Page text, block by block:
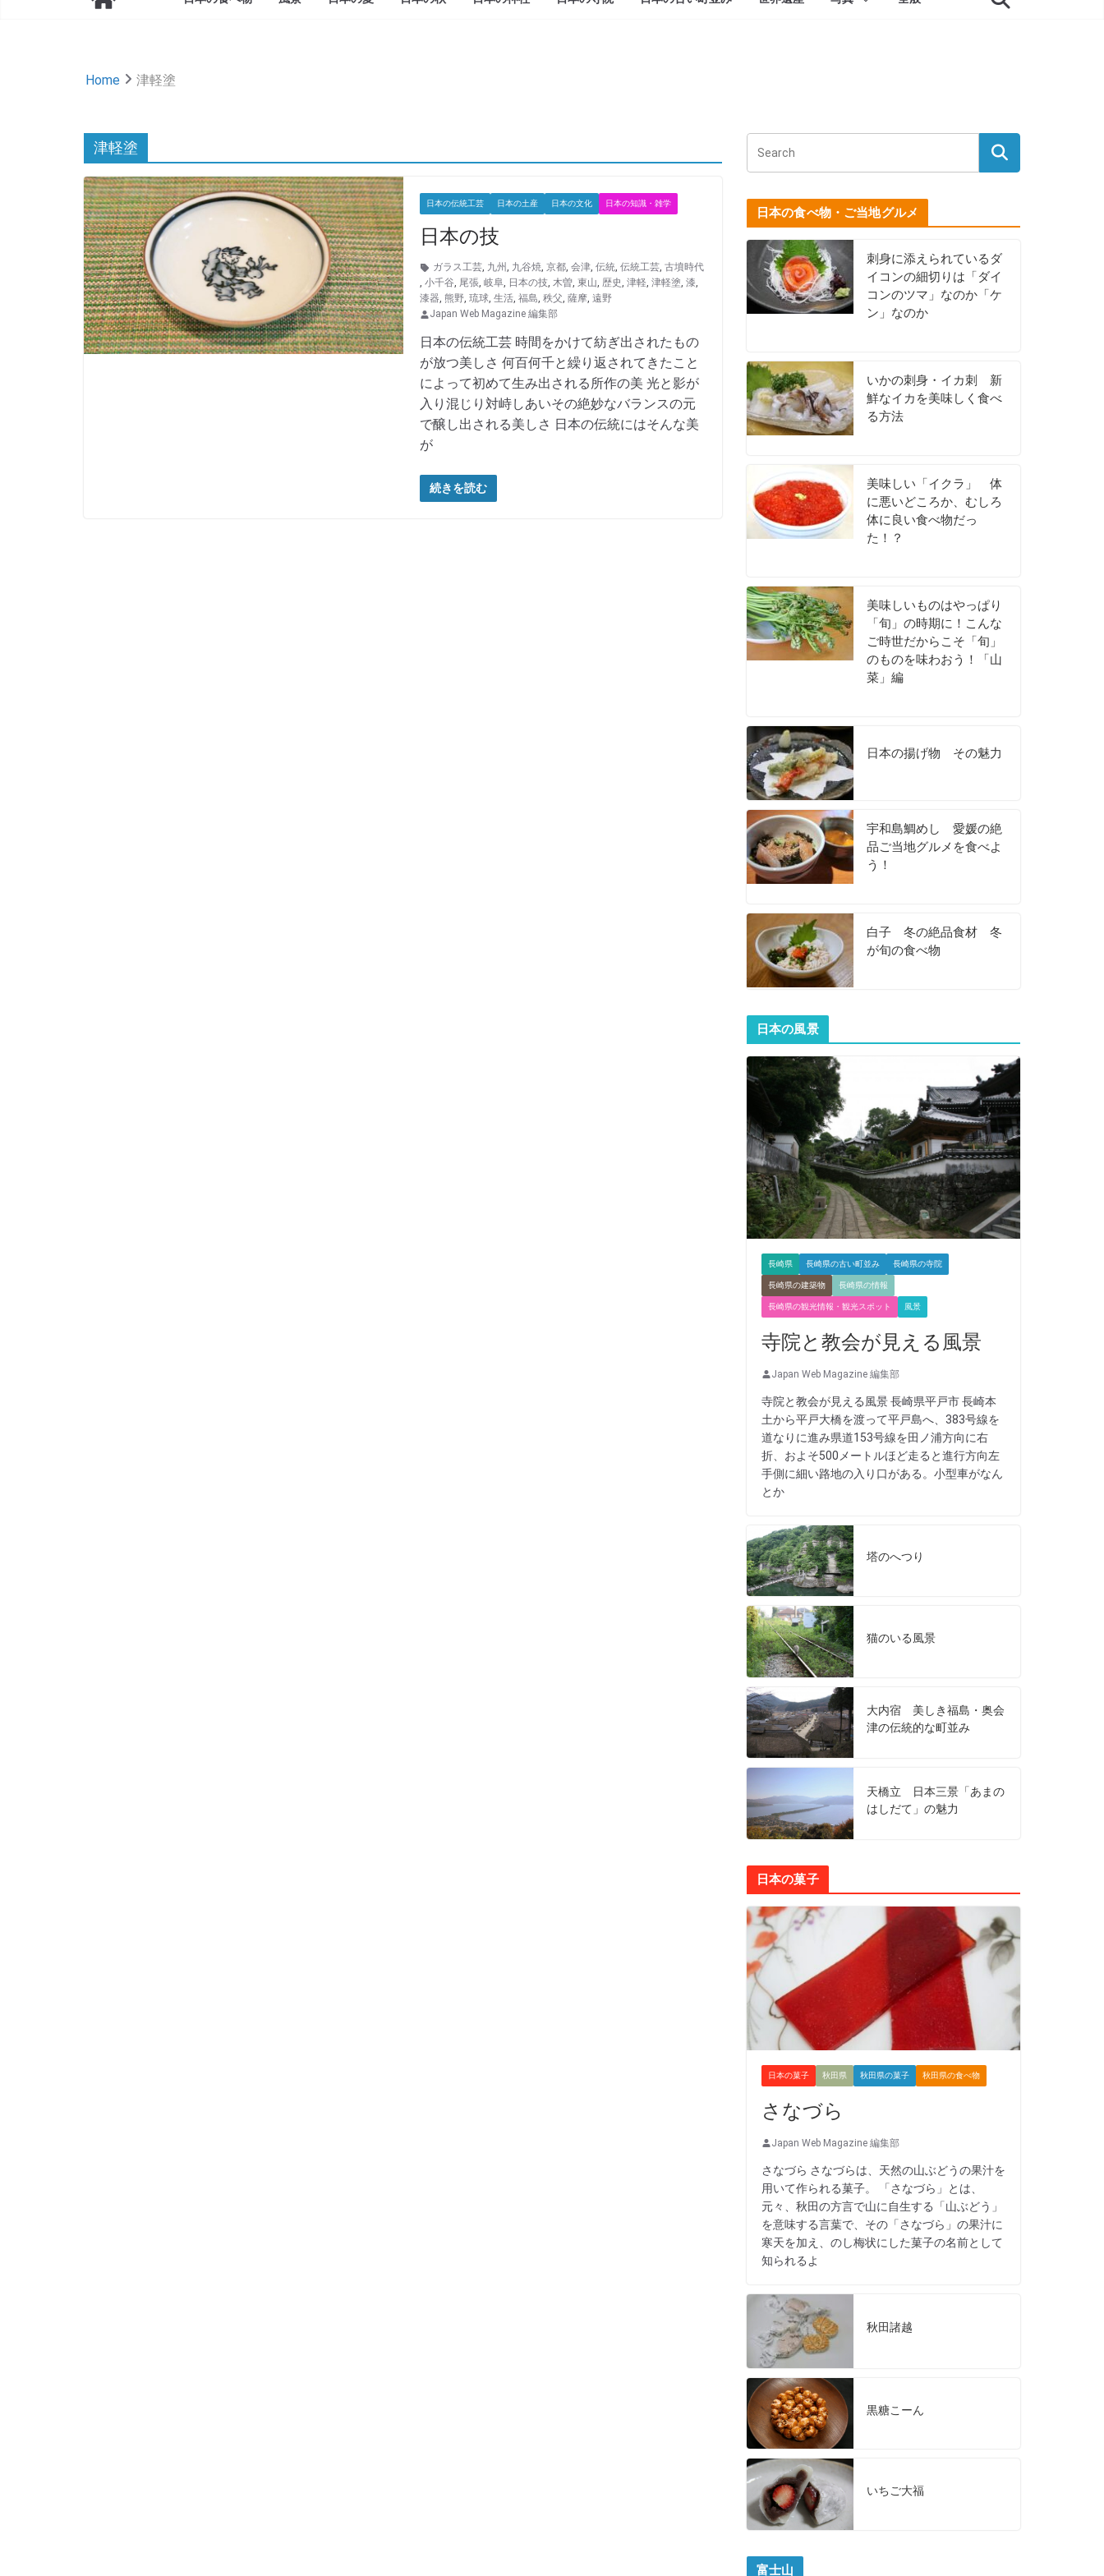
Home 津軽塗
津軽塗
日本の伝統工芸 日本の土産 日本の文化 日本の知識・雑学
日本の技
ガラス工芸, 九州 , 九谷焼, 京都, 会津, 伝統, 伝統工芸, 古墳時代
, 小千谷, 尾張, 岐阜, 日本の技, 木曽, 東山, 歴史, 津軽, 津軽塗, 漆,
漆器, 熊野, 琉球, 生活, 福島, 秩父, 薩摩, 遠野
Japan Web Magazine 編集部
日本の伝統工芸 時間をかけて紡ぎ出されたもの
が放つ美しさ 何百何千と繰り返されてきたこと
によって初めて生み出される所作の美 光と影が
入り混じり対峙しあいその絶妙なバランスの元
で醸し出される美しさ 日本の伝統にはそんな美
が
続きを読む
日本の食べ物・ご当地グルメ
刺身に添えられているダ
イコンの細切りは「ダイ
コンのツマ」なのか「ケ
ン」なのか
いかの刺身・イカ刺 新
鮮なイカを美味しく食べ
る方法
美味しい「イクラ」 体
に悪いどころか、むしろ
体に良い食べ物だっ
た！？
美味しいものはやっぱり
「旬」の時期に！こんな
ご時世だからこそ「旬」
のものを味わおう！「山
菜」編
日本の揚げ物 その魅力
宇和島鯛めし 愛媛の絶
品ご当地グルメを食べよ
う！
白子 冬の絶品食材 冬
が旬の食べ物
日本の風景
長崎県 長崎県の古い町並み 長崎県の寺院
長崎県の建築物 長崎県の情報
長崎県の観光情報・観光スポット 風景
寺院と教会が見える風景
Japan Web Magazine 編集部
寺院と教会が見える風景 長崎県平戸市 長崎本
土から平戸大橋を渡って平戸島へ、383号線を
道なりに進み県道153号線を田ノ浦方向に右
折、およそ500メートルほど走ると進行方向左
手側に細い路地の入り口がある。小型車がなん
とか
塔のへつり
猫のいる風景
大内宿 美しき福島・奥会
津の伝統的な町並み
天橋立 日本三景「あまの
はしだて」の魅力
日本の菓子
日本の菓子 秋田県 秋田県の菓子 秋田県の食べ物
さなづら
Japan Web Magazine 編集部
さなづら さなづらは、天然の山ぶどうの果汁を
用いて作られる菓子。 「さなづら」とは、
元々、秋田の方言で山に自生する「山ぶどう」
を意味する言葉で、その「さなづら」の果汁に
寒天を加え、のし梅状にした菓子の名前として
知られるよ
秋田諸越
黒糖こーん
いちご大福
富士山